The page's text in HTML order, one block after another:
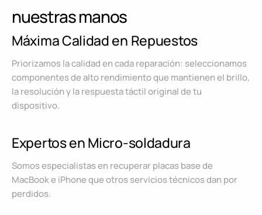
nuestras manos
Máxima Calidad en Repuestos
Priorizamos la calidad en cada reparación: seleccionamos
componentes de alto rendimiento que mantienen el brillo,
la resolución y la respuesta táctil original de tu
dispositivo.
Expertos en Micro-soldadura
Somos especialistas en recuperar placas base de
MacBook e iPhone que otros servicios técnicos dan por
perdidos.